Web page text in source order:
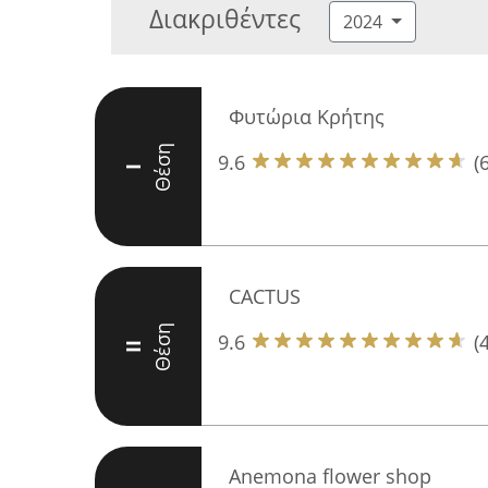
Διακριθέντες 2024
I Θέση
Φυτώρια Κρήτης
9.6
II Θέση
CACTUS
9.6
Anemona flower shop